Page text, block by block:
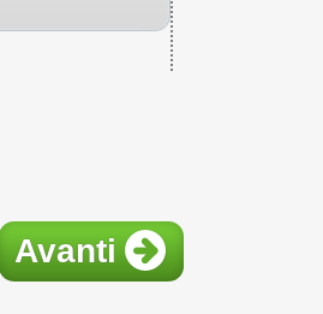
Avanti